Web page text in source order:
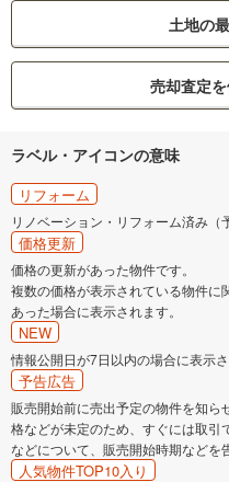
土地の
売却査定
ラベル・アイコンの意味
リフォーム
リノベーション・リフォーム済み（
価格更新
価格の更新があった物件です。
複数の価格が表示されている物件
あった場合に表示されます。
NEW
情報公開日が7日以内の場合に表示さ
予告広告
販売開始前に売出予定の物件を知ら
格などが未定のため、すぐには取引
などについて、販売開始時期などを
人気物件TOP10入り